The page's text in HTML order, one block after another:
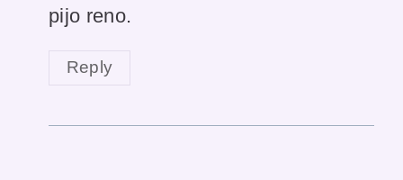
pijo reno.
Reply